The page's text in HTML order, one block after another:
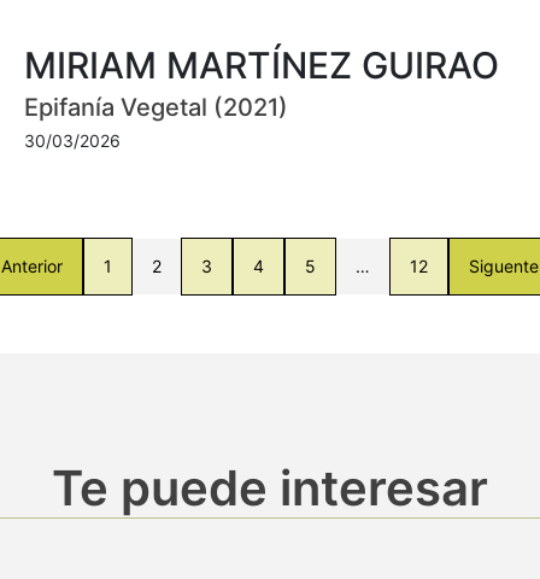
MIRIAM MARTÍNEZ GUIRAO
Epifanía Vegetal (2021)
30/03/2026
Anterior 1 2 3 4 5 … 12 Siguente
Te puede interesar